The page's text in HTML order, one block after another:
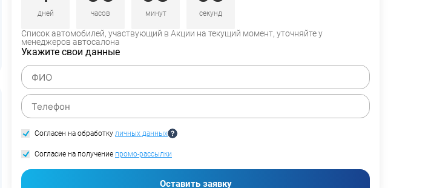
дней часов минут секунд
Список автомобилей, участвующий в Акции на текущий момент, уточняйте у
менеджеров автосалона
Укажите свои данные
Согласен на обработку личных данных
Согласие на получение промо-рассылки
Оставить заявку